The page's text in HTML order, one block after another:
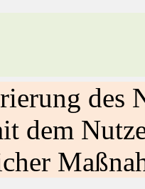
des
dem